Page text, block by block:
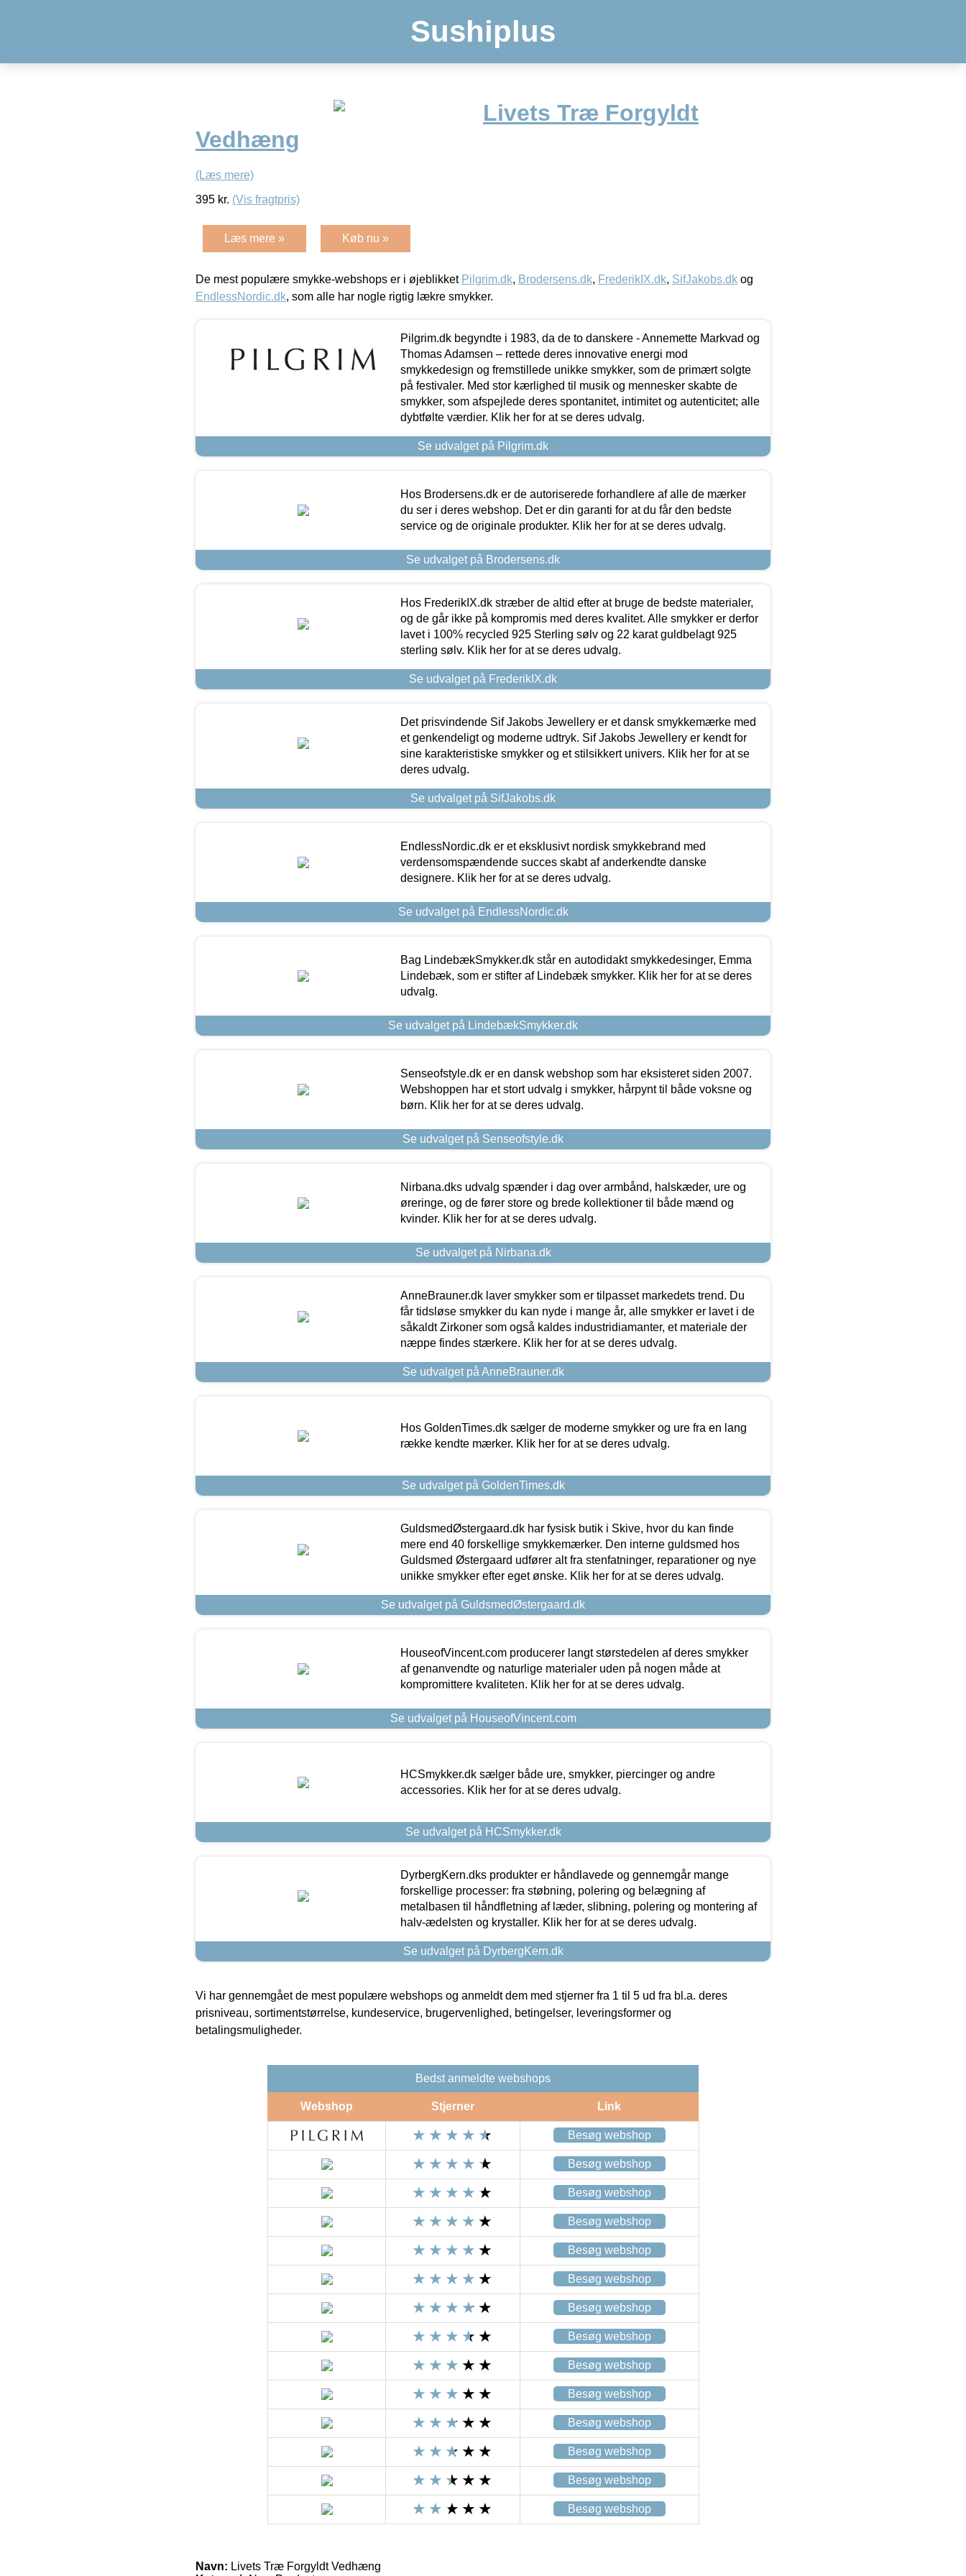
Sushiplus
Livets Træ Forgyldt
Vedhæng
(Læs mere)
395 kr. (Vis fragtpris)
Læs mere » Køb nu »
De mest populære smykke-webshops er i øjeblikket Pilgrim.dk, Brodersens.dk, FrederikIX.dk, SifJakobs.dk og
EndlessNordic.dk, som alle har nogle rigtig lækre smykker.
Pilgrim.dk begyndte i 1983, da de to danskere - Annemette Markvad og
Thomas Adamsen – rettede deres innovative energi mod
smykkedesign og fremstillede unikke smykker, som de primært solgte
på festivaler. Med stor kærlighed til musik og mennesker skabte de
smykker, som afspejlede deres spontanitet, intimitet og autenticitet; alle
dybtfølte værdier. Klik her for at se deres udvalg.
Se udvalget på Pilgrim.dk
Hos Brodersens.dk er de autoriserede forhandlere af alle de mærker
du ser i deres webshop. Det er din garanti for at du får den bedste
service og de originale produkter. Klik her for at se deres udvalg.
Se udvalget på Brodersens.dk
Hos FrederikIX.dk stræber de altid efter at bruge de bedste materialer,
og de går ikke på kompromis med deres kvalitet. Alle smykker er derfor
lavet i 100% recycled 925 Sterling sølv og 22 karat guldbelagt 925
sterling sølv. Klik her for at se deres udvalg.
Se udvalget på FrederikIX.dk
Det prisvindende Sif Jakobs Jewellery er et dansk smykkemærke med
et genkendeligt og moderne udtryk. Sif Jakobs Jewellery er kendt for
sine karakteristiske smykker og et stilsikkert univers. Klik her for at se
deres udvalg.
Se udvalget på SifJakobs.dk
EndlessNordic.dk er et eksklusivt nordisk smykkebrand med
verdensomspændende succes skabt af anderkendte danske
designere. Klik her for at se deres udvalg.
Se udvalget på EndlessNordic.dk
Bag LindebækSmykker.dk står en autodidakt smykkedesinger, Emma
Lindebæk, som er stifter af Lindebæk smykker. Klik her for at se deres
udvalg.
Se udvalget på LindebækSmykker.dk
Senseofstyle.dk er en dansk webshop som har eksisteret siden 2007.
Webshoppen har et stort udvalg i smykker, hårpynt til både voksne og
børn. Klik her for at se deres udvalg.
Se udvalget på Senseofstyle.dk
Nirbana.dks udvalg spænder i dag over armbånd, halskæder, ure og
øreringe, og de fører store og brede kollektioner til både mænd og
kvinder. Klik her for at se deres udvalg.
Se udvalget på Nirbana.dk
AnneBrauner.dk laver smykker som er tilpasset markedets trend. Du
får tidsløse smykker du kan nyde i mange år, alle smykker er lavet i de
såkaldt Zirkoner som også kaldes industridiamanter, et materiale der
næppe findes stærkere. Klik her for at se deres udvalg.
Se udvalget på AnneBrauner.dk
Hos GoldenTimes.dk sælger de moderne smykker og ure fra en lang
række kendte mærker. Klik her for at se deres udvalg.
Se udvalget på GoldenTimes.dk
GuldsmedØstergaard.dk har fysisk butik i Skive, hvor du kan finde
mere end 40 forskellige smykkemærker. Den interne guldsmed hos
Guldsmed Østergaard udfører alt fra stenfatninger, reparationer og nye
unikke smykker efter eget ønske. Klik her for at se deres udvalg.
Se udvalget på GuldsmedØstergaard.dk
HouseofVincent.com producerer langt størstedelen af deres smykker
af genanvendte og naturlige materialer uden på nogen måde at
kompromittere kvaliteten. Klik her for at se deres udvalg.
Se udvalget på HouseofVincent.com
HCSmykker.dk sælger både ure, smykker, piercinger og andre
accessories. Klik her for at se deres udvalg.
Se udvalget på HCSmykker.dk
DyrbergKern.dks produkter er håndlavede og gennemgår mange
forskellige processer: fra støbning, polering og belægning af
metalbasen til håndfletning af læder, slibning, polering og montering af
halv-ædelsten og krystaller. Klik her for at se deres udvalg.
Se udvalget på DyrbergKern.dk
Vi har gennemgået de mest populære webshops og anmeldt dem med stjerner fra 1 til 5 ud fra bl.a. deres
prisniveau, sortimentstørrelse, kundeservice, brugervenlighed, betingelser, leveringsformer og
betalingsmuligheder.
Bedst anmeldte webshops
Webshop Stjerner Link
Besøg webshop
Besøg webshop
Besøg webshop
Besøg webshop
Besøg webshop
Besøg webshop
Besøg webshop
Besøg webshop
Besøg webshop
Besøg webshop
Besøg webshop
Besøg webshop
Besøg webshop
Besøg webshop
Navn: Livets Træ Forgyldt Vedhæng